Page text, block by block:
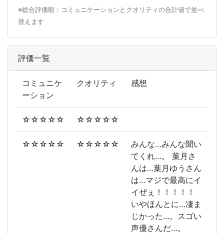
※総合評価順：コミュニケーションとクオリティの合計値で並べ
替えます
評価一覧
コミュニケ
ーション
クオリティ 感想
☆☆☆☆☆ ☆☆☆☆☆
☆☆☆☆☆ ☆☆☆☆☆
みんな…みんな聞い
てくれ…。 葉月さ
んは…葉月ゆうさん
は…マジで最高にイ
イぜぇ！！！！！
いやほんとに…凄ま
じかった…。スゴい
声優さんだ…。